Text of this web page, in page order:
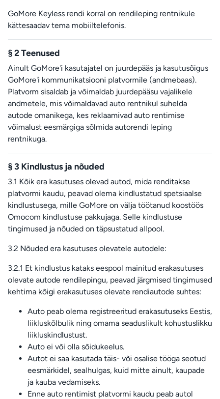
GoMore Keyless rendi korral on rendileping rentnikule
kättesaadav tema mobiiltelefonis.
§ 2 Teenused
Ainult GoMore'i kasutajatel on juurdepääs ja kasutusõigus
GoMore'i kommunikatsiooni platvormile (andmebaas).
Platvorm sisaldab ja võimaldab juurdepääsu vajalikele
andmetele, mis võimaldavad auto rentnikul suhelda
autode omanikega, kes reklaamivad auto rentimise
võimalust eesmärgiga sõlmida autorendi leping
rentnikuga.
§ 3 Kindlustus ja nõuded
3.1 Kõik era kasutuses olevad autod, mida renditakse
platvormi kaudu, peavad olema kindlustatud spetsiaalse
kindlustusega, mille GoMore on välja töötanud koostöös
Omocom kindlustuse pakkujaga. Selle kindlustuse
tingimused ja nõuded on täpsustatud allpool.
3.2 Nõuded era kasutuses olevatele autodele:
3.2.1 Et kindlustus kataks eespool mainitud erakasutuses
olevate autode rendilepingu, peavad järgmised tingimused
kehtima kõigi erakasutuses olevate rendiautode suhtes:
Auto peab olema registreeritud erakasutuseks Eestis,
liikluskõlbulik ning omama seaduslikult kohustuslikku
liikluskindlustust.
Auto ei või olla sõidukeelus.
Autot ei saa kasutada täis- või osalise tööga seotud
eesmärkidel, sealhulgas, kuid mitte ainult, kaupade
ja kauba vedamiseks.
Enne auto rentimist platvormi kaudu peab autol